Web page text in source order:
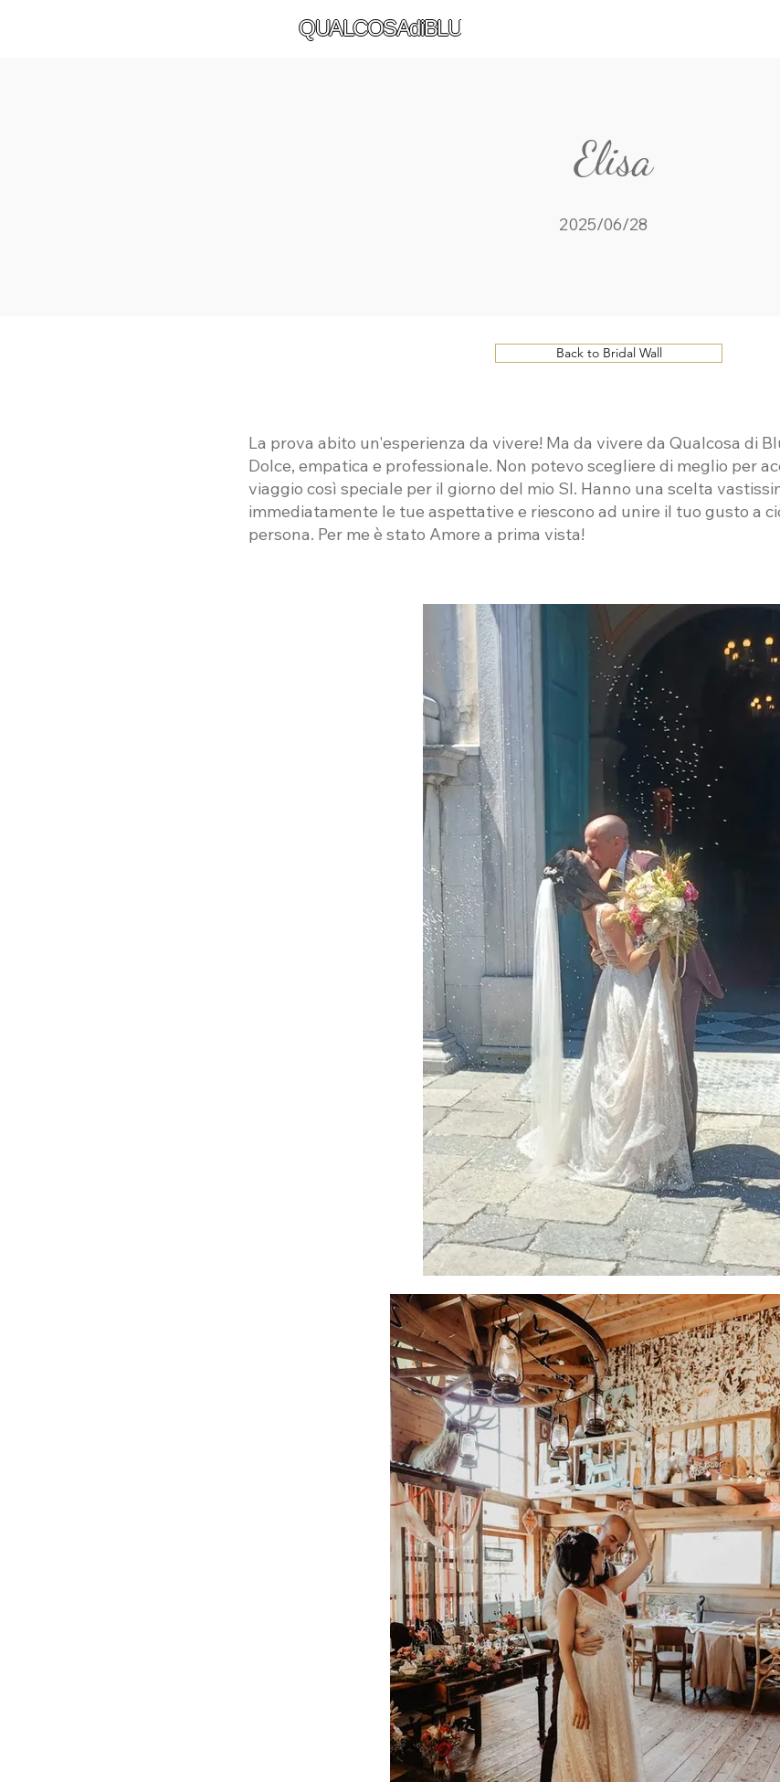
QUALCOSAdiBLU
La prova abito un'esperienza da vivere! Ma da vivere da Qualcosa di
Dolce, empatica e professionale. Non potevo scegliere di meglio per
viaggio così speciale per il giorno del mio SI. Hanno una scelta
immediatamente le tue aspettative e riescono ad unire il tuo gusto a
persona. Per me è stato Amore a prima vista!
Elisa
2025/06/28
Back to Bridal Wall